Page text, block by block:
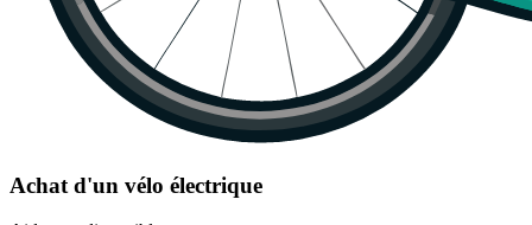
Achat d'un vélo électrique